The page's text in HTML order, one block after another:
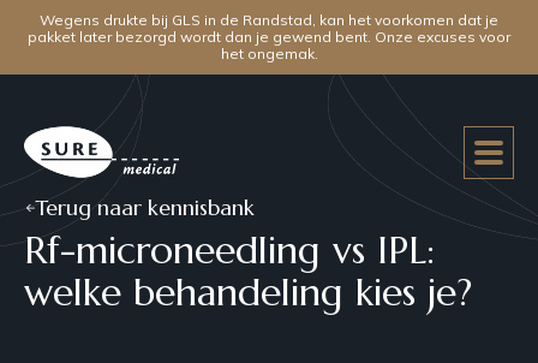
Wegens drukte bij GLS in de Randstad, kan het voorkomen dat je
pakket later bezorgd wordt dan je gewend bent. Onze excuses voor
het ongemak.
Terug naar kennisbank
Rf-microneedling vs IPL:
welke behandeling kies je?